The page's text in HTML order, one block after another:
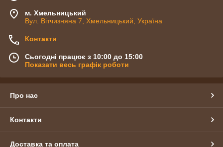
м. Хмельницький
Вул. Вітчизняна 7, Хмельницький, Україна
Контакти
Сьогодні працює з 10:00 до 15:00
Показати весь графік роботи
Про нас
Контакти
Доставка та оплата